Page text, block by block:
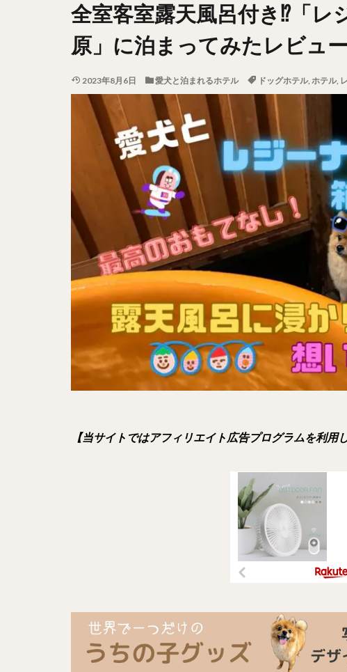
全室客室露天風呂付き⁉︎「レ
原」に泊まってみたレビュ
2023年8月6日 愛犬と泊まれるホテル ドッグホテル, ホテル,
【当サイトではアフィリエイト広告プログラムを利用